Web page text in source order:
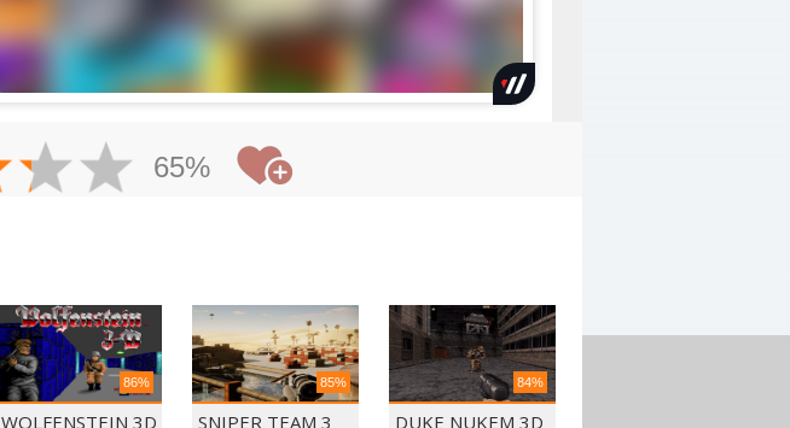
65%
86%
WOLFENSTEIN 3D
85%
SNIPER TEAM 3
84%
DUKE NUKEM 3D